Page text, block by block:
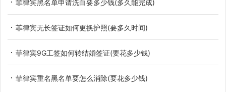
菲律宾黑名单申请洗白要多少钱(多久能完成)
菲律宾无长签证如何更换护照(要多久时间)
菲律宾9G工签如何转结婚签证(要花多少钱)
菲律宾重名黑名单要怎么消除(要花多少钱)